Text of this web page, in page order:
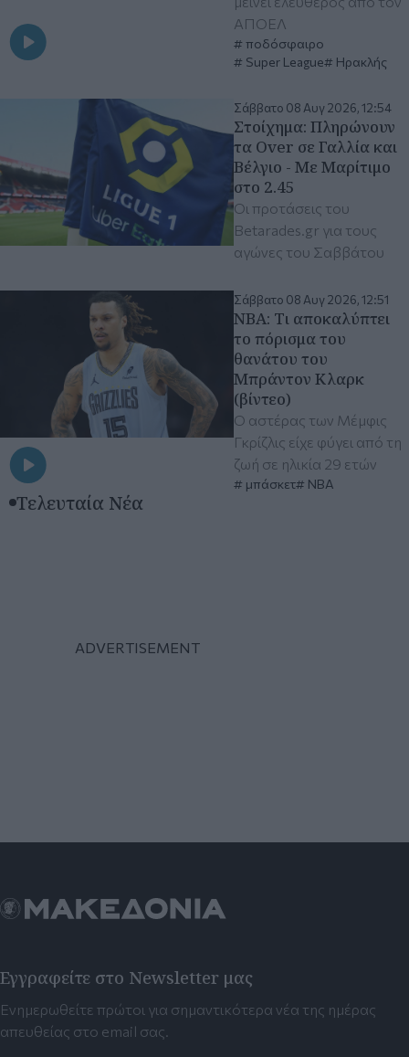
ΑΠΟΕΛ
ποδόσφαιρο
Super League
Ηρακλής
Σάββατο 08 Αυγ 2026, 12:54
Στοίχημα: Πληρώνουν
τα Over σε Γαλλία και
Βέλγιο - Με Μαρίτιμο
στο 2.45
Οι προτάσεις του
Betarades.gr για τους
αγώνες του Σαββάτου
Σάββατο 08 Αυγ 2026, 12:51
ΝΒΑ: Τι αποκαλύπτει
το πόρισμα του
θανάτου του
Μπράντον Κλαρκ
(βίντεο)
Ο αστέρας των Μέμφις
Γκρίζλις είχε φύγει από τη
ζωή σε ηλικία 29 ετών
μπάσκετ ΝΒΑ
Τελευταία Νέα
Εγγραφείτε στο Newsletter μας
Ενημερωθείτε πρώτοι για σημαντικότερα νέα της ημέρας
απευθείας στο email σας.